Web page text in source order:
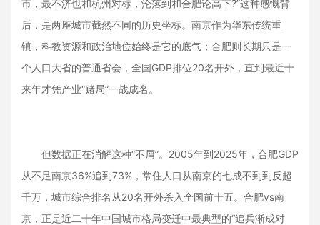
市，最不济也和杭州对标，沦落到和合肥论高下?”这种感慨背
后，是两座城市截然不同的历史坐标。南京作为华东传统重
镇，科教资源和政治地位始终是它的底气；合肥则长期只是一
个人口大省的普通省会，全国GDP排位20名开外，直到最近十
来年才凭产业“赌局”一战成名。
但数据正在消解这种“不屑”。2005年到2025年，合肥GDP
从不足南京36%追到73%，常住人口从南京的七成不到到反超
千万，城市综合排名从20名开外杀入全国前十五。合肥vs南
京，正是近二十年中国城市格局变迁中最典型的“追兵渐成对